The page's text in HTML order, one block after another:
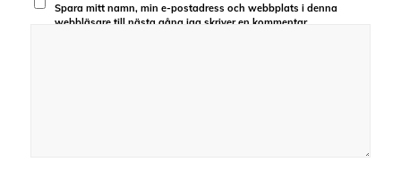
Spara mitt namn, min e-postadress och webbplats i denna
webbläsare till nästa gång jag skriver en kommentar.